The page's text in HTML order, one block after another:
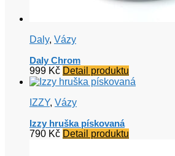
Daly, Vázy
Daly Chrom
999 Kč Detail produktu
IZZY, Vázy
Izzy hruška pískovaná
790 Kč Detail produktu